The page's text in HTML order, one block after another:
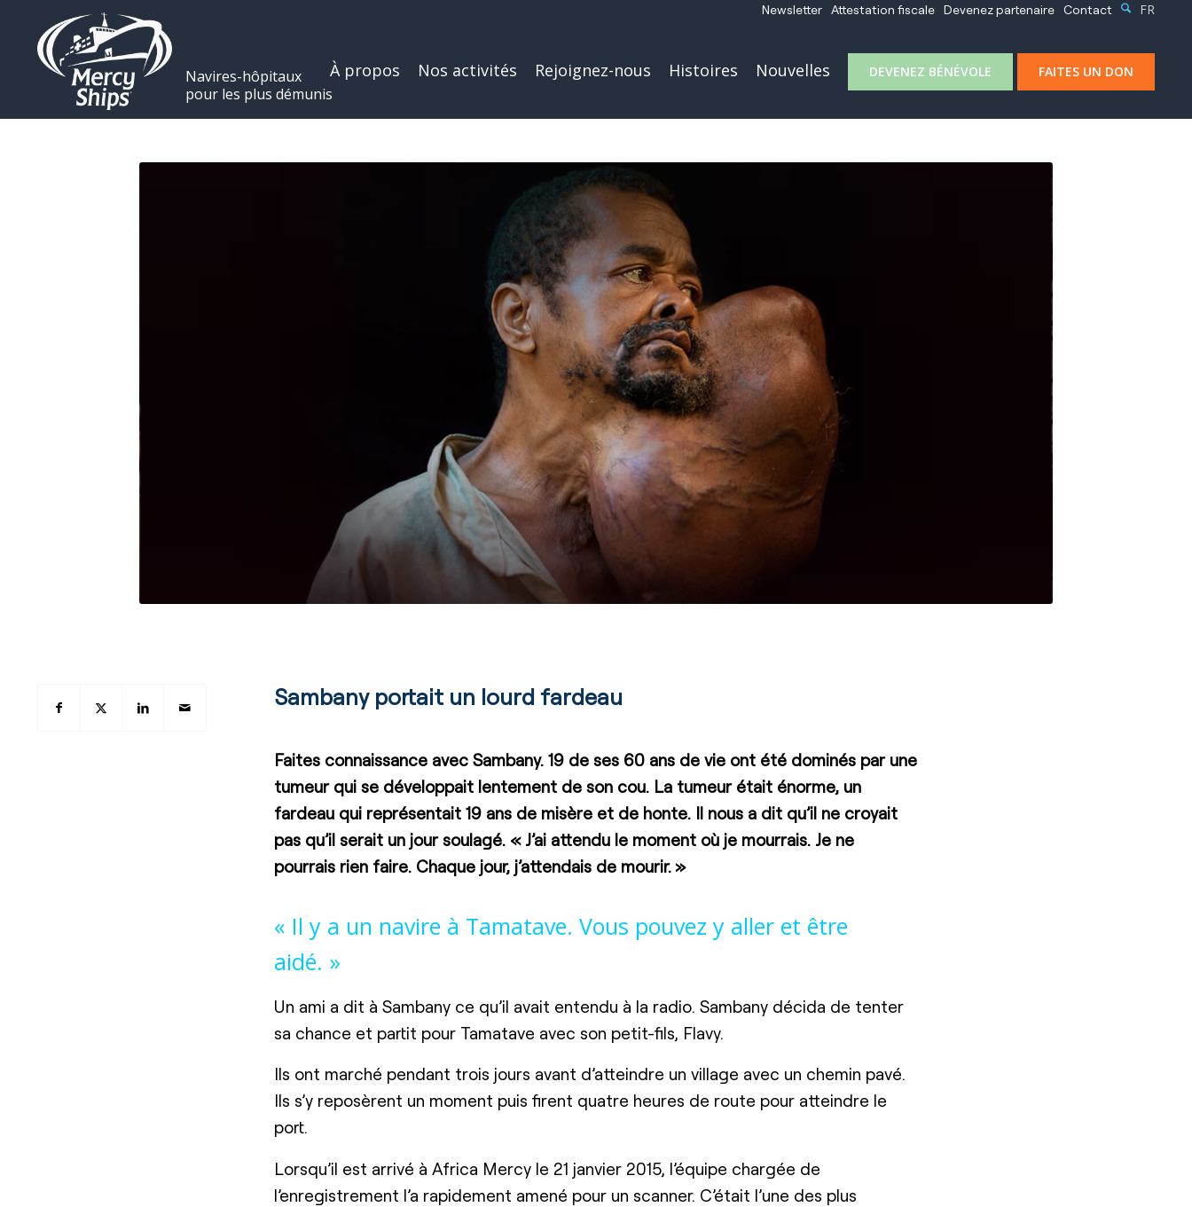
Newsletter Attestation fiscale Devenez partenaire Contact FR
À propos Nos activités Rejoignez-nous Histoires Nouvelles DEVENEZ BÉNÉVOLE FAITES UN DON
Sambany portait un lourd fardeau
Faites connaissance avec Sambany. 19 de ses 60 ans de vie ont été dominés par une
tumeur qui se développait lentement de son cou. La tumeur était énorme, un
fardeau qui représentait 19 ans de misère et de honte. Il nous a dit qu’il ne croyait
pas qu’il serait un jour soulagé. « J’ai attendu le moment où je mourrais. Je ne
pourrais rien faire. Chaque jour, j’attendais de mourir. »
« Il y a un navire à Tamatave. Vous pouvez y aller et être
aidé. »
Un ami a dit à Sambany ce qu’il avait entendu à la radio. Sambany décida de tenter
sa chance et partit pour Tamatave avec son petit-fils, Flavy.
Ils ont marché pendant trois jours avant d’atteindre un village avec un chemin pavé.
Ils s’y reposèrent un moment puis firent quatre heures de route pour atteindre le
port.
Lorsqu’il est arrivé à Africa Mercy le 21 janvier 2015, l’équipe chargée de
l’enregistrement l’a rapidement amené pour un scanner. C’était l’une des plus